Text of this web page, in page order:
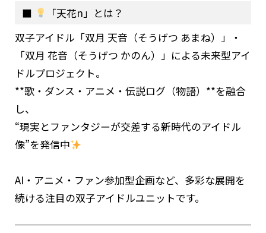
「天花n」とは？
双子アイドル「双月 天音（そうげつ あまね）」・
「双月 花音（そうげつ かのん）」による未来型アイ
ドルプロジェクト。
**歌・ダンス・アニメ・伝説ログ（物語）**を融合
し、
“現実とファンタジーが交差する新時代のアイドル
像”を発信中
AI・アニメ・ファン参加型企画など、多彩な展開を
続ける注目の双子アイドルユニットです。